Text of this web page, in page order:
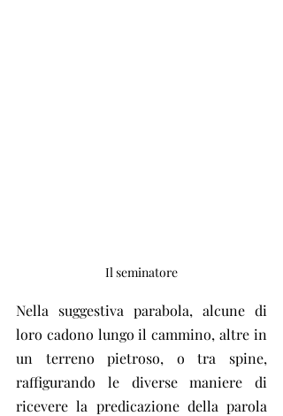
Il seminatore
Nella suggestiva parabola, alcune di
loro cadono lungo il cammino, altre in
un terreno pietroso, o tra spine,
raffigurando le diverse maniere di
ricevere la predicazione della parola